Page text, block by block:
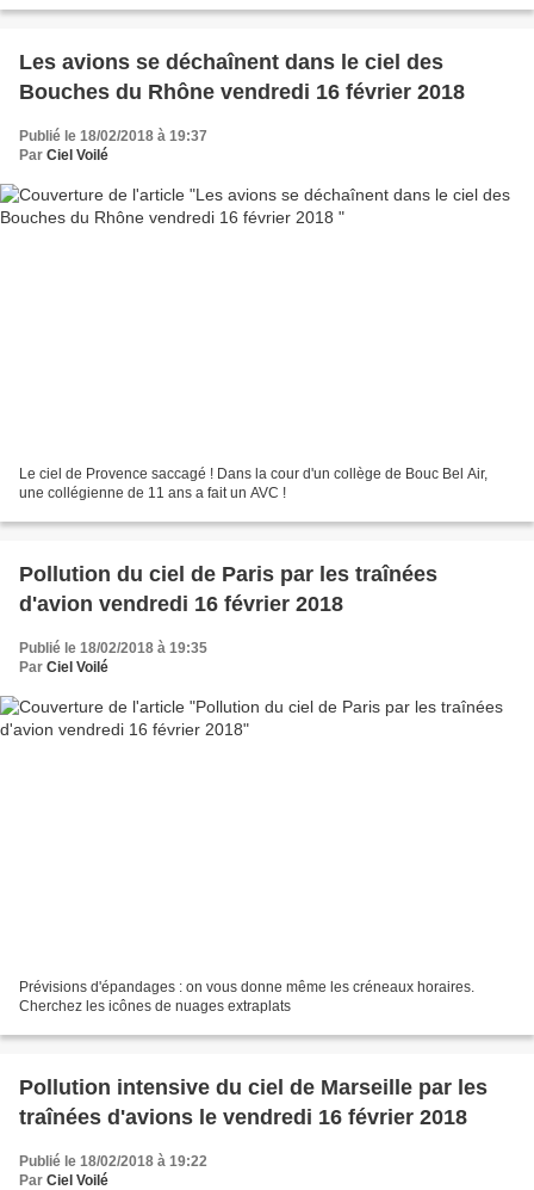
signataires...
Les avions se déchaînent dans le ciel des
Bouches du Rhône vendredi 16 février 2018
Publié le 18/02/2018 à 19:37
Par Ciel Voilé
Le ciel de Provence saccagé ! Dans la cour d'un collège de Bouc Bel Air,
une collégienne de 11 ans a fait un AVC !
Pollution du ciel de Paris par les traînées
d'avion vendredi 16 février 2018
Publié le 18/02/2018 à 19:35
Par Ciel Voilé
Prévisions d'épandages : on vous donne même les créneaux horaires.
Cherchez les icônes de nuages extraplats
Pollution intensive du ciel de Marseille par les
traînées d'avions le vendredi 16 février 2018
Publié le 18/02/2018 à 19:22
Par Ciel Voilé